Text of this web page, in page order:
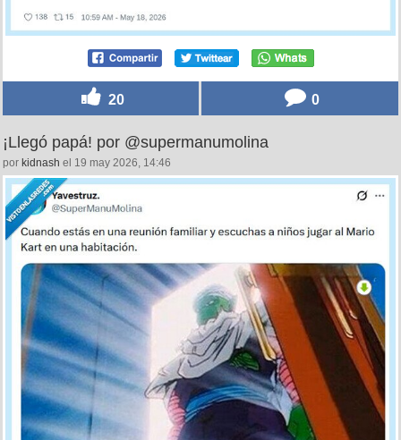
20 0
¡Llegó papá! por @supermanumolina
por kidnash el 19 may 2026, 14:46